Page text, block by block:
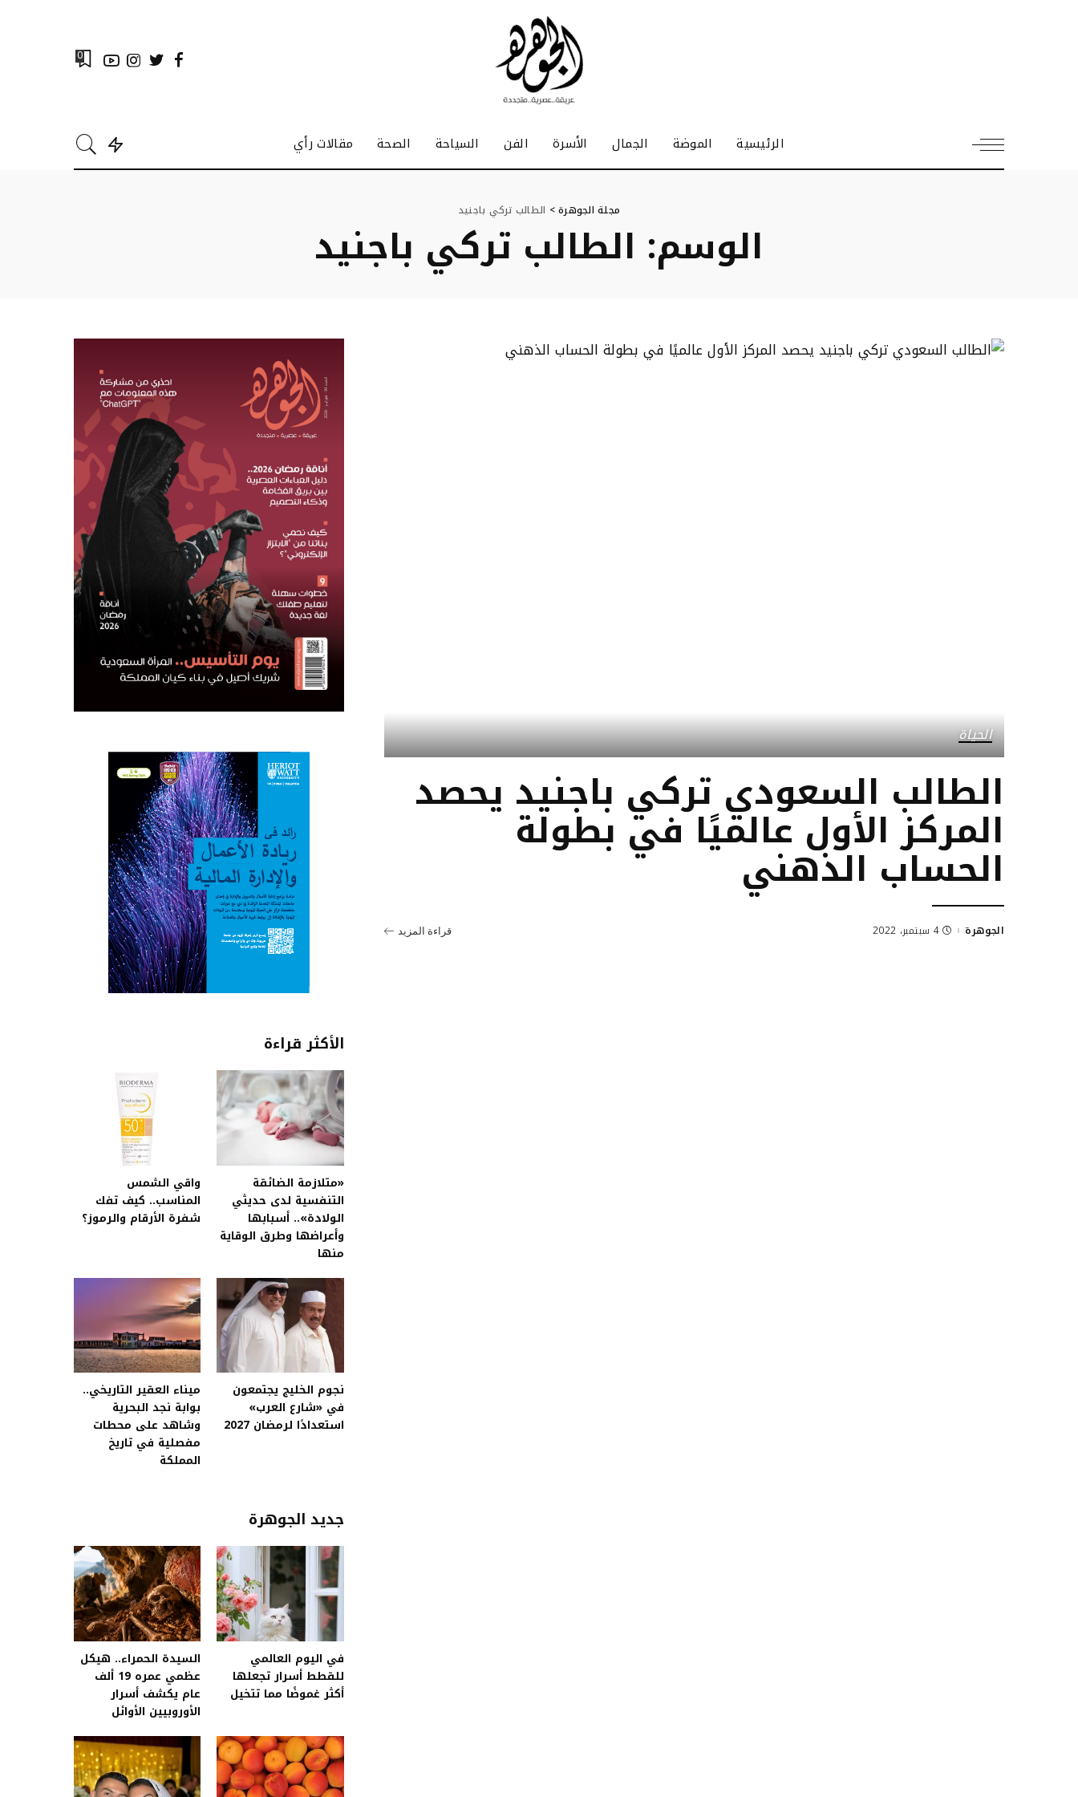
0
الرئيسية الموضة الجمال الأسرة الفن السياحة الصحة مقالات رأي
مجلة الجوهرة> الطالب تركي باجنيد
الوسم: الطالب تركي باجنيد
الحياة
الطالب السعودي تركي باجنيد يحصد
المركز الأول عالميًا في بطولة
الحساب الذهني
Posted
الجوهرة 4 سبتمبر، 2022 قراءة المزيد
الأكثر قراءة
«متلازمة الضائقة
التنفسية لدى حديثي
الولادة».. أسبابها
وأعراضها وطرق الوقاية
منها
واقي الشمس
المناسب.. كيف تفك
شفرة الأرقام والرموز؟
نجوم الخليج يجتمعون
في «شارع العرب»
استعدادًا لرمضان 2027
ميناء العقير التاريخي..
بوابة نجد البحرية
وشاهد على محطات
مفصلية في تاريخ
المملكة
جديد الجوهرة
في اليوم العالمي
للقطط أسرار تجعلها
أكثر غموضًا مما تتخيل
السيدة الحمراء.. هيكل
عظمي عمره 19 ألف
عام يكشف أسرار
الأوروبيين الأوائل